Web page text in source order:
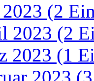
(2
2023 (2
2023 (1